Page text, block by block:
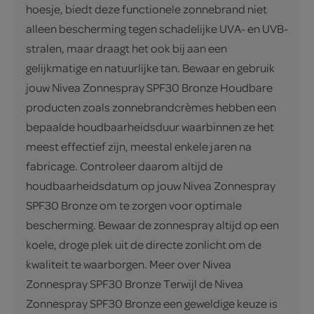
hoesje, biedt deze functionele zonnebrand niet
alleen bescherming tegen schadelijke UVA- en UVB-
stralen, maar draagt het ook bij aan een
gelijkmatige en natuurlijke tan. Bewaar en gebruik
jouw Nivea Zonnespray SPF30 Bronze Houdbare
producten zoals zonnebrandcrèmes hebben een
bepaalde houdbaarheidsduur waarbinnen ze het
meest effectief zijn, meestal enkele jaren na
fabricage. Controleer daarom altijd de
houdbaarheidsdatum op jouw Nivea Zonnespray
SPF30 Bronze om te zorgen voor optimale
bescherming. Bewaar de zonnespray altijd op een
koele, droge plek uit de directe zonlicht om de
kwaliteit te waarborgen. Meer over Nivea
Zonnespray SPF30 Bronze Terwijl de Nivea
Zonnespray SPF30 Bronze een geweldige keuze is